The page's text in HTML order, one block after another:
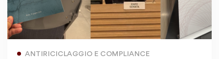
ANTIRICICLAGGIO E COMPLIANCE